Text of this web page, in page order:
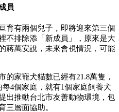
員
育有兩個兒子，即將迎來第三個
不排除添「新成員」，原來是大
蔣萬安說，未來會視情況，可能
的家寵犬貓數已經有21.8萬隻，
4個家庭，就有1個家庭飼養犬
出推動台北市友善動物環境，包
三層面協助。